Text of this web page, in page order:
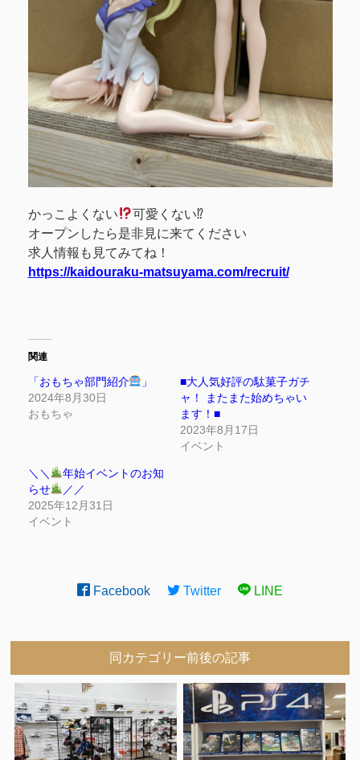
かっこよくない
可愛くない⁉
️オープンしたら是非見に来てください
求人情報も見てみてね！
https://kaidouraku-matsuyama.com/recruit/
関連
「おもちゃ部門紹介
」
2024年8月30日
おもちゃ
■大人気好評の駄菓子ガチ
ャ！ またまた始めちゃい
ます！■
2023年8月17日
イベント
＼＼
年始イベントのお知
らせ
／／
2025年12月31日
イベント
Facebook Twitter LINE
同カテゴリー前後の記事